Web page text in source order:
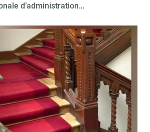
d’administration…